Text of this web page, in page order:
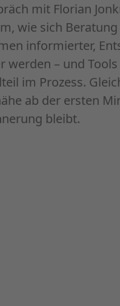
mit Florian
wie sich
informierter,
werden – und
im Prozess.
ab der ersten
bleibt.